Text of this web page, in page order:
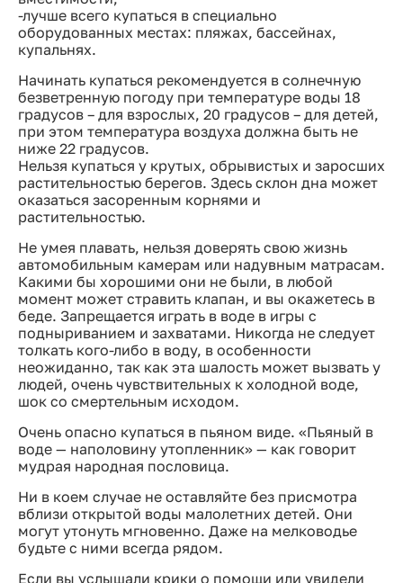
-лучше всего купаться в специально
оборудованных местах: пляжах, бассейнах,
купальнях.
Начинать купаться рекомендуется в солнечную
безветренную погоду при температуре воды 18
градусов – для взрослых, 20 градусов – для детей,
при этом температура воздуха должна быть не
ниже 22 градусов.
Нельзя купаться у крутых, обрывистых и заросших
растительностью берегов. Здесь склон дна может
оказаться засоренным корнями и
растительностью.
Не умея плавать, нельзя доверять свою жизнь
автомобильным камерам или надувным матрасам.
Какими бы хорошими они не были, в любой
момент может стравить клапан, и вы окажетесь в
беде. Запрещается играть в воде в игры с
подныриванием и захватами. Никогда не следует
толкать кого-либо в воду, в особенности
неожиданно, так как эта шалость может вызвать у
людей, очень чувствительных к холодной воде,
шок со смертельным исходом.
Очень опасно купаться в пьяном виде. «Пьяный в
воде — наполовину утопленник» — как говорит
мудрая народная пословица.
Ни в коем случае не оставляйте без присмотра
вблизи открытой воды малолетних детей. Они
могут утонуть мгновенно. Даже на мелководье
будьте с ними всегда рядом.
Если вы услышали крики о помощи или увидели